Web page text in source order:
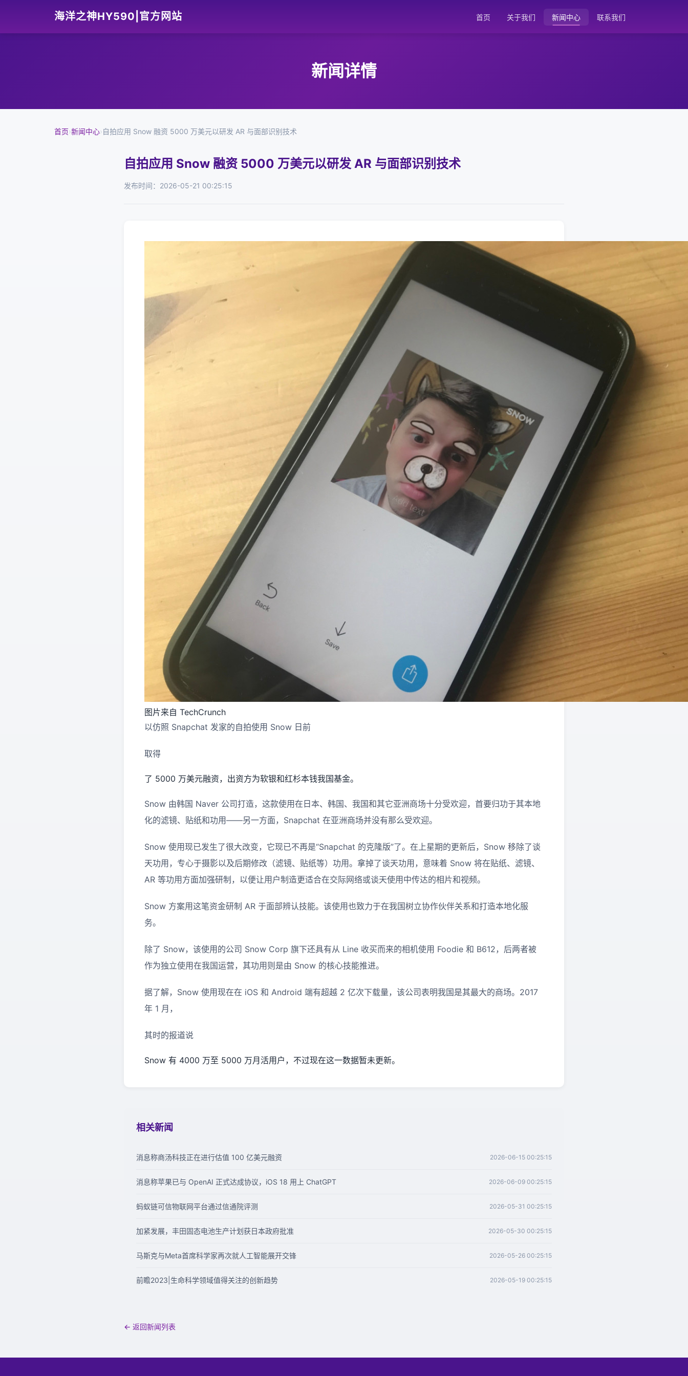
海洋之神HY590|官方网站 首页 关于我们 新闻中心 联系我们
新闻详情
首页›新闻中心›自拍应用 Snow 融资 5000 万美元以研发 AR 与面部识别技术
自拍应用 Snow 融资 5000 万美元以研发 AR 与面部识别技术
发布时间：2026-05-21 00:25:15
图片来自 TechCrunch
以仿照 Snapchat 发家的自拍使用 Snow 日前
取得
了 5000 万美元融资，出资方为软银和红杉本钱我国基金。
Snow 由韩国 Naver 公司打造，这款使用在日本、韩国、我国和其它亚洲商场十分受欢迎，首要归功于其本地
化的滤镜、贴纸和功用——另一方面，Snapchat 在亚洲商场并没有那么受欢迎。
Snow 使用现已发生了很大改变，它现已不再是“Snapchat 的克隆版”了。在上星期的更新后，Snow 移除了谈
天功用，专心于摄影以及后期修改（滤镜、贴纸等）功用。拿掉了谈天功用，意味着 Snow 将在贴纸、滤镜、
AR 等功用方面加强研制，以便让用户制造更适合在交际网络或谈天使用中传达的相片和视频。
Snow 方案用这笔资金研制 AR 于面部辨认技能。该使用也致力于在我国树立协作伙伴关系和打造本地化服
务。
除了 Snow，该使用的公司 Snow Corp 旗下还具有从 Line 收买而来的相机使用 Foodie 和 B612，后两者被
作为独立使用在我国运营，其功用则是由 Snow 的核心技能推进。
据了解，Snow 使用现在在 iOS 和 Android 端有超越 2 亿次下载量，该公司表明我国是其最大的商场。2017
年 1 月，
其时的报道说
Snow 有 4000 万至 5000 万月活用户，不过现在这一数据暂未更新。
相关新闻
消息称商汤科技正在进行估值 100 亿美元融资 2026-06-15 00:25:15
消息称苹果已与 OpenAI 正式达成协议，iOS 18 用上 ChatGPT 2026-06-09 00:25:15
蚂蚁链可信物联网平台通过信通院评测 2026-05-31 00:25:15
加紧发展，丰田固态电池生产计划获日本政府批准 2026-05-30 00:25:15
马斯克与Meta首席科学家再次就人工智能展开交锋 2026-05-26 00:25:15
前瞻2023|生命科学领域值得关注的创新趋势 2026-05-19 00:25:15
← 返回新闻列表